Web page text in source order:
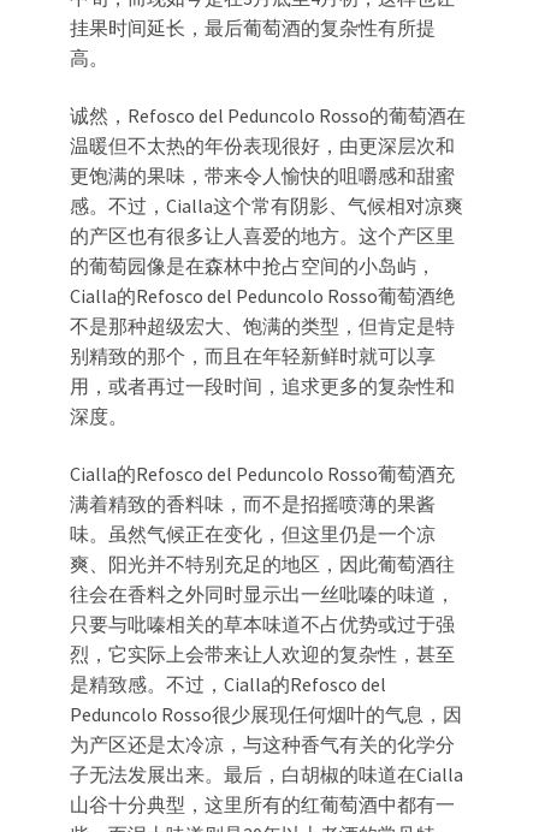
挂果时间延长，最后葡萄酒的复杂性有所提
高。
诚然，Refosco del Peduncolo Rosso的葡萄酒在
温暖但不太热的年份表现很好，由更深层次和
更饱满的果味，带来令人愉快的咀嚼感和甜蜜
感。不过，Cialla这个常有阴影、气候相对凉爽
的产区也有很多让人喜爱的地方。这个产区里
的葡萄园像是在森林中抢占空间的小岛屿，
Cialla的Refosco del Peduncolo Rosso葡萄酒绝
不是那种超级宏大、饱满的类型，但肯定是特
别精致的那个，而且在年轻新鲜时就可以享
用，或者再过一段时间，追求更多的复杂性和
深度。
Cialla的Refosco del Peduncolo Rosso葡萄酒充
满着精致的香料味，而不是招摇喷薄的果酱
味。虽然气候正在变化，但这里仍是一个凉
爽、阳光并不特别充足的地区，因此葡萄酒往
往会在香料之外同时显示出一丝吡嗪的味道，
只要与吡嗪相关的草本味道不占优势或过于强
烈，它实际上会带来让人欢迎的复杂性，甚至
是精致感。不过，Cialla的Refosco del
Peduncolo Rosso很少展现任何烟叶的气息，因
为产区还是太冷凉，与这种香气有关的化学分
子无法发展出来。最后，白胡椒的味道在Cialla
山谷十分典型，这里所有的红葡萄酒中都有一